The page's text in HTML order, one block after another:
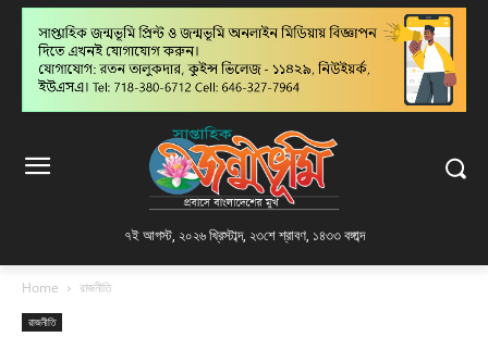
৭ই আগস্ট, ২০২৬ খ্রিস্টাব্দ, ২৩শে শ্রাবণ, ১৪৩৩ বঙ্গাব্দ
Home রাজনীতি
রাজনীতি